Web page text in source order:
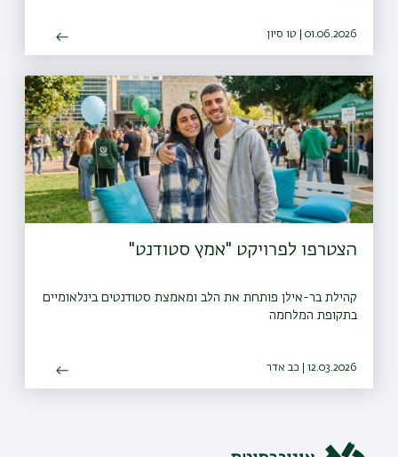
01.06.2026 | טו סיון
הצטרפו לפרויקט "אמץ סטודנט"
קהילת בר-אילן פותחת את הלב ומאמצת סטודנטים בינלאומיים
בתקופת המלחמה
12.03.2026 | כב אדר